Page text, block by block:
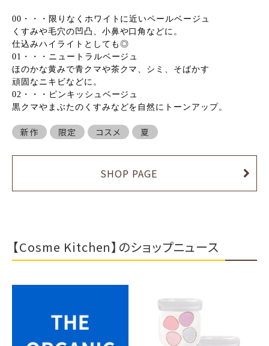
00・・・限りなくホワイトに近いペールベージュ
くすみや毛穴の凹凸、小鼻や口角などに。
仕込みハイライトとしても◎
01・・・ニュートラルベージュ
ほのかな黄みで青クマや茶クマ、シミ、そばかす
頑固なニキビなどに。
02・・・ピンキッシュベージュ
黒クマやまぶたのくすみなどを自然にトーンアップ。
新作 限定 コスメ 夏
SHOP PAGE
【Cosme Kitchen】のショップニュース